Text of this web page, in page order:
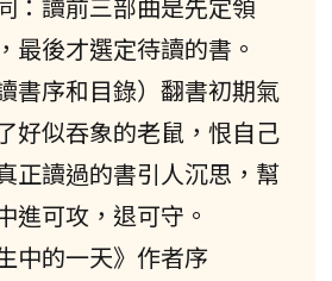
：讀前三部曲是先定領
最後才選定待讀的書。
書序和目錄）翻書初期氣
好似吞象的老鼠，恨自己
正讀過的書引人沉思，幫
進可攻，退可守。
的一天》作者序